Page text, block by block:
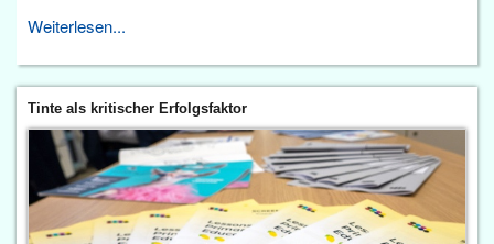
Weiterlesen...
Tinte als kritischer Erfolgsfaktor